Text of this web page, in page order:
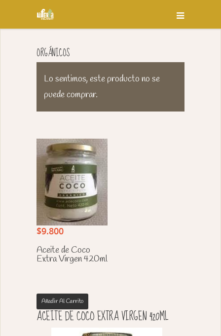
ORGÁNICOS
Lo sentimos, este producto no se
puede comprar.
$9.800
Aceite de Coco
Extra Virgen 420ml
Añadir Al Carrito
ACEITE DE COCO EXTRA VIRGEN 420ML